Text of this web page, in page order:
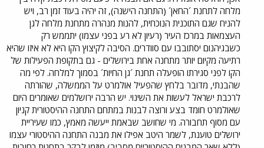
מלחה לתחנת ´החאן´ (התחנה הישנה), זה יהיה בעוד זמן רב, ויש
להניח שגם התוכנית הנוכחית, להנות מנהרה מתחנת מלחה לגן
העצמאות במרכז העיר (רעיון לא רע בפני עצמו) יתממש רק
כשבגיהנום יסתובבו עם סוודרים. הסיבה לקיצוץ הקו היא לא איזו שהיא
רתיעה מקיום יותר מתחנה אחת בירושלים - גם בתקופת הפעילות של
הקו לפני סגירתו הופעלה תחנת ´גן החיות´ בסמוך למלחה. לפי מה
שהבנתי, מדובר בלחץ שהפעיל אולמרט על הממשלה, שהורתה
לרכבת ישראל לעשות את השינוי. יש הרבה ירושלמים שאומרים היום
שאולמרט חומד בצע ורוצה לבנות במתחם התחנה ההיסטורית קניון
עם מסוף תחבורה. מי שחושב שבאמת ייעשה מאמץ, כמו שעיריית
ירושלים טוענת, לשמר היטב אפילו את מבנה התחנה ההיסטורי עצמו